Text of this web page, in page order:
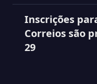
Inscrições
Correios são
29